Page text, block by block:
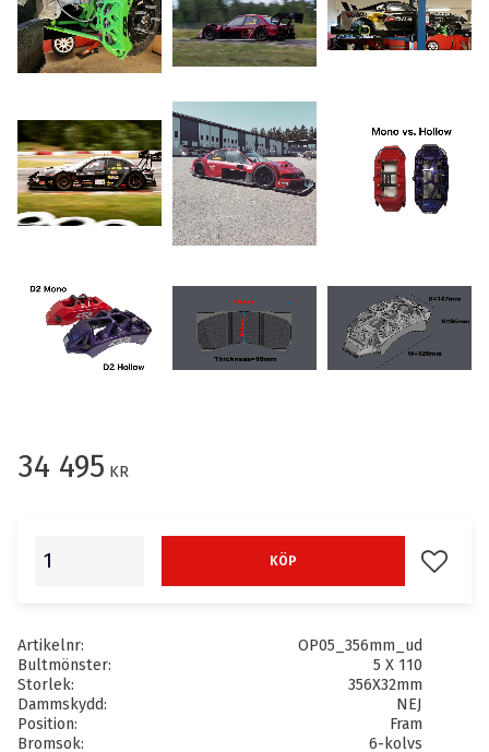
34 495 KR
KÖP Lägg
Artikelnr
OP05_356mm_ud
Bultmönster
5 X 110
Storlek
356X32mm
Dammskydd
NEJ
Position
Fram
Bromsok
6-kolvs